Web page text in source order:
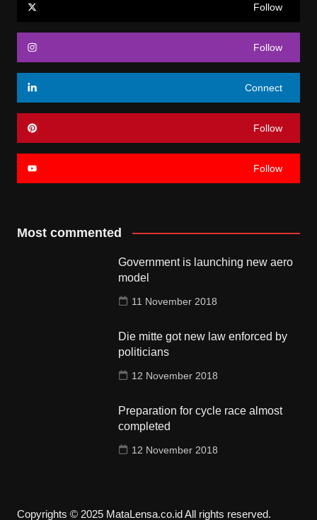
Follow
Follow
Connect
Follow
Follow
Most commented
Government is launching new aero
model
11 November 2018
Die mitte got new law enforced by
politicians
12 November 2018
Preparation for cycle race almost
completed
12 November 2018
Copyrights © 2025 MataLensa.co.id All rights reserved.